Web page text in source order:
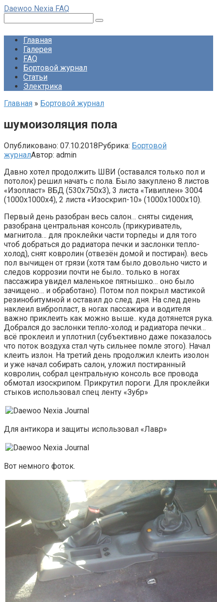
Перейти
контенту
Daewoo Nexia FAQ
Главная
Галерея
FAQ
Бортовой журнал
Статьи
Электрика
Главная » Бортовой журнал
шумоизоляция пола
Опубликовано: 07.10.2018Рубрика: Бортовой
журналАвтор: admin
Давно хотел продолжить ШВИ (оставался только пол и
потолок) решил начать с пола. Было закуплено 8 листов
«Изопласт» ВБД (530x750x3), 3 листа «Тивиплен» 3004
(1000x1000x4), 2 листа «Изоскрип-10» (1000х1000х10).
Первый день разобран весь салон… сняты сидения,
разобрана центральная консоль (прикуриватель,
магнитола… для проклейки части торпеды и для того
чтоб добраться до радиатора печки и заслонки тепло-
холод), снят ковролин (отвезён домой и постиран). весь
пол вычищен от грязи (хотя там было довольно чисто и
следов коррозии почти не было.. только в ногах
пассажира увидел маленькое пятнышко… оно было
зачищено… и обработано). Потом пол покрыл мастикой
резинобитумной и оставил до след. дня. На след день
наклеил вибропласт, в ногах пассажира и водителя
важно приклеить как можно выше.. куда дотянется рука.
Добрался до заслонки тепло-холод и радиатора печки…
всё проклеил и уплотнил (субъективно даже показалось
что поток воздуха стал чуть сильнее помле этого). Начал
клеить излон. На третий день продолжил клеить изолон
и уже начал собирать салон, уложил постиранный
ковролин, собрал центральную консоль все провода
обмотал изоскрипом. Прикрутил пороги. Для проклейки
стыков использовал спец ленту «Зубр»
Для антикора и защиты использовал «Лавр»
Вот немного фоток.